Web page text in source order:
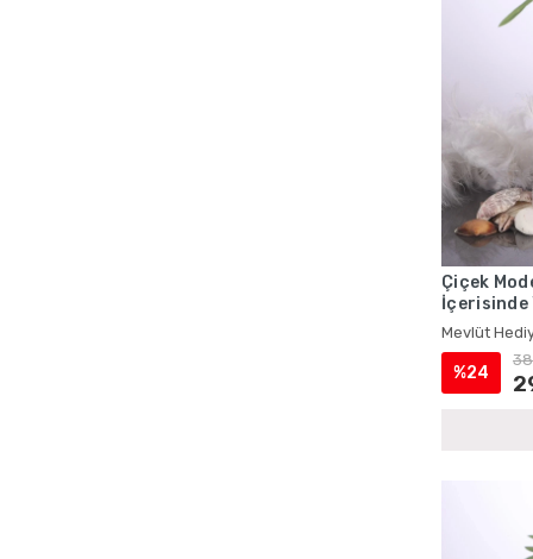
Çiçek
İçerisinde
Mevlüt
Mevlüt
%24